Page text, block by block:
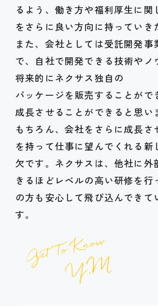
るよう、働き方や福利厚生に
をさらに良い方向に持っていき
また、会社としては受託開発
で、自社で開発できる技術やノ
将来的にネクサス独自の
パッケージを販売することがで
成長させることができると思い
もちろん、会社をさらに成長
を持って仕事に望んでくれる新
欠です。ネクサスは、他社に外
きるほどレベルの高い研修を
の方も安心して飛び込んできて
す。